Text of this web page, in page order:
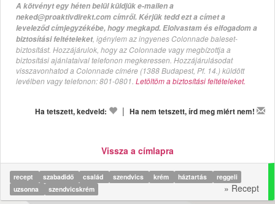
A kötvényt egy héten belül küldjük e-mailen a
neked@proaktivdirekt.com címről. Kérjük tedd ezt a címet a
leveleződ címjegyzékébe, hogy megkapd. Elolvastam és elfogadom a
biztosítási feltételeket, igénylem az ingyenes Colonnade baleset-
biztosítást. Hozzájárulok, hogy az Colonnade vagy megbízottja a
biztosítási ajánlataival telefonon megkeressen. Hozzájárulásodat
visszavonhatod a Colonnade címére (1388 Budapest, Pf. 14.) küldött
levélben vagy telefonon: 801-0801. Letöltöm a biztosítási feltételeket.
Ha tetszett, kedveld: | Ha nem tetszett, írd meg miért nem!
Vissza a címlapra
recept szabadidő család szendvics krém háztartás
reggeli
uzsonna
szendvicskrém » Recept